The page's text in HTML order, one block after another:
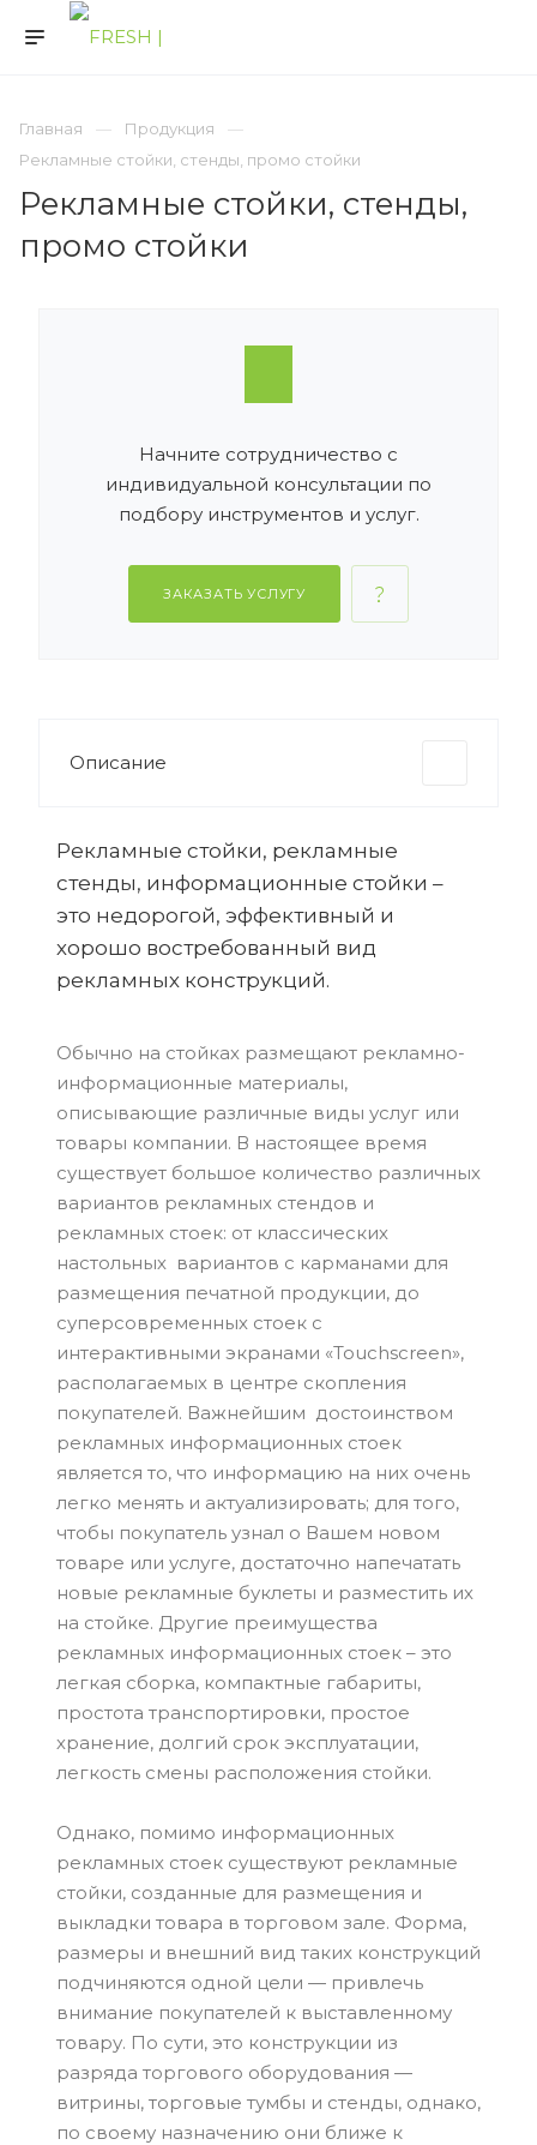
Главная
Продукция
Рекламные стойки, стенды, промо стойки
Рекламные стойки, стенды,
промо стойки
Начните сотрудничество с
индивидуальной консультации по
подбору инструментов и услуг.
ЗАКАЗАТЬ УСЛУГУ
Описание
Рекламные стойки, рекламные
стенды, информационные стойки –
это недорогой, эффективный и
хорошо востребованный вид
рекламных конструкций.
Обычно на стойках размещают рекламно-
информационные материалы,
описывающие различные виды услуг или
товары компании. В настоящее время
существует большое количество различных
вариантов рекламных стендов и
рекламных стоек: от классических
настольных вариантов с карманами для
размещения печатной продукции, до
суперсовременных стоек с
интерактивными экранами «Touchscreen»,
располагаемых в центре скопления
покупателей. Важнейшим достоинством
рекламных информационных стоек
является то, что информацию на них очень
легко менять и актуализировать; для того,
чтобы покупатель узнал о Вашем новом
товаре или услуге, достаточно напечатать
новые рекламные буклеты и разместить их
на стойке. Другие преимущества
рекламных информационных стоек – это
легкая сборка, компактные габариты,
простота транспортировки, простое
хранение, долгий срок эксплуатации,
легкость смены расположения стойки.
Однако, помимо информационных
рекламных стоек существуют рекламные
стойки, созданные для размещения и
выкладки товара в торговом зале. Форма,
размеры и внешний вид таких конструкций
подчиняются одной цели — привлечь
внимание покупателей к выставленному
товару. По сути, это конструкции из
разряда торгового оборудования —
витрины, торговые тумбы и стенды, однако,
по своему назначению они ближе к